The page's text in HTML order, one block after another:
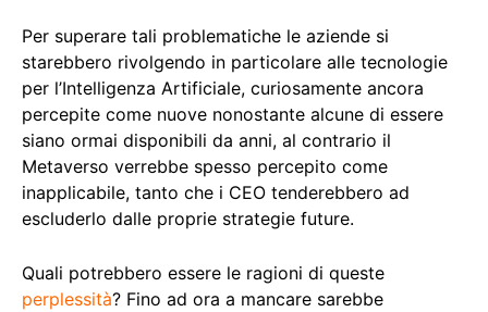
Per superare tali problematiche le aziende si
starebbero rivolgendo in particolare alle tecnologie
per l’Intelligenza Artificiale, curiosamente ancora
percepite come nuove nonostante alcune di essere
siano ormai disponibili da anni, al contrario il
Metaverso verrebbe spesso percepito come
inapplicabile, tanto che i CEO tenderebbero ad
escluderlo dalle proprie strategie future.
Quali potrebbero essere le ragioni di queste
perplessità? Fino ad ora a mancare sarebbe